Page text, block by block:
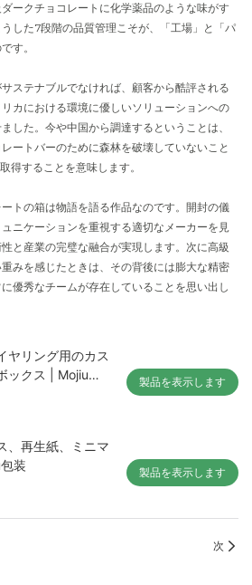
ークチョコレートに化学薬品のような味がす
した7段階の品質管理こそが、「工場」と「パ
す。
ステナブルでなければ、顧客から酷評される
カにおける環境に優しいソリューションへの
した。今や中国から調達するということは、
ートバーのために森林を破壊していないこと
得することを意味します。
トの箱は物語を語る作品なのです。開封の儀
ニケーションを重視する適切なメーカーを見
と産業の完璧な融合が実現します。次に高級
みを感じたときは、その背後には膨大な精密
優秀なチームが存在していることを思い出し
ヤリング用のカス
ックス | Mojiu
製品を表示します
、再生紙、ミニマ
装
製品を表示します
次